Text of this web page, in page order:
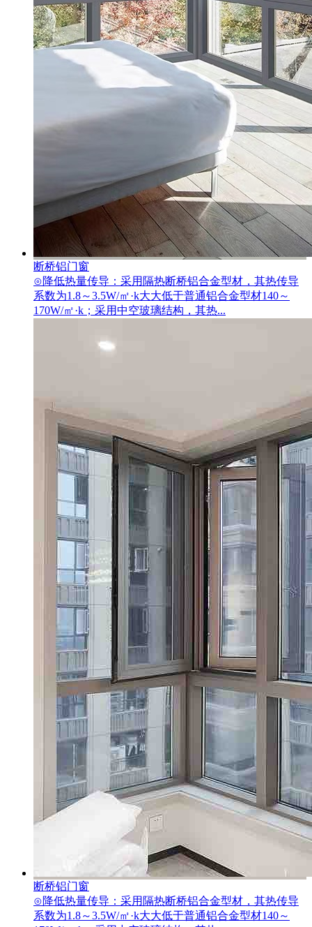
断桥铝门窗
⊙降低热量传导：采用隔热断桥铝合金型材，其热传导
系数为1.8～3.5W/㎡·k大大低于普通铝合金型材140～
170W/㎡·k；采用中空玻璃结构，其热...
断桥铝门窗
⊙降低热量传导：采用隔热断桥铝合金型材，其热传导
系数为1.8～3.5W/㎡·k大大低于普通铝合金型材140～